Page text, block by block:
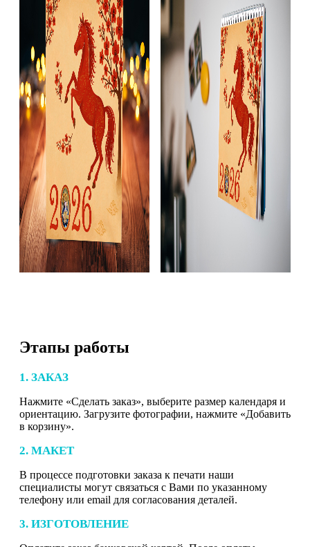
Этапы работы
1. ЗАКАЗ
Нажмите «Сделать заказ», выберите размер календаря и
ориентацию. Загрузите фотографии, нажмите «Добавить
в корзину».
2. МАКЕТ
В процессе подготовки заказа к печати наши
специалисты могут связаться с Вами по указанному
телефону или email для согласования деталей.
3. ИЗГОТОВЛЕНИЕ